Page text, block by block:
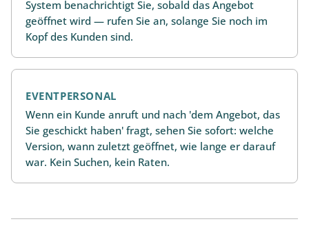
System benachrichtigt Sie, sobald das Angebot
geöffnet wird — rufen Sie an, solange Sie noch im
Kopf des Kunden sind.
EVENTPERSONAL
Wenn ein Kunde anruft und nach 'dem Angebot, das
Sie geschickt haben' fragt, sehen Sie sofort: welche
Version, wann zuletzt geöffnet, wie lange er darauf
war. Kein Suchen, kein Raten.